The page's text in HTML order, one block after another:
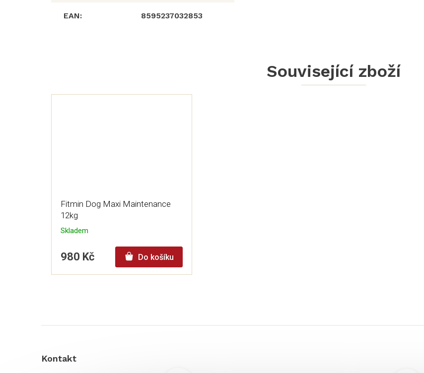
Související zboží
Fitmin Dog Maxi Maintenance
12kg
Skladem
980 Kč Do košíku
EAN: 8595237032853
Kontakt